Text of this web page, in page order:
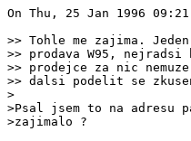
On Thu, 25 Jan 1996
>> Tohle me zajima.
>> prodava W95,
>> prodejce za nic
>> dalsi podelit se
>
>Psal jsem to na adresu
>zajimalo ?